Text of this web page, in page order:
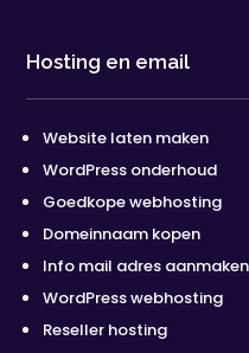
Hosting en email
Website laten maken
WordPress onderhoud
Goedkope webhosting
Domeinnaam kopen
Info mail adres aanmaken
WordPress webhosting
Reseller hosting